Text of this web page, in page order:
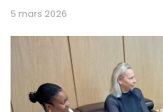
5 mars 2026